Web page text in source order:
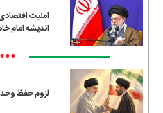
امنیت
اندیشه امام
•••
لزوم حفظ